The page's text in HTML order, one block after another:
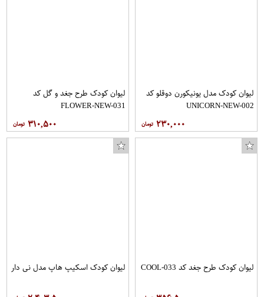
لیوان کودک مدل یونیکورن دوقلو کد
UNICORN-NEW-002
۲۳۰,۰۰۰
لیوان کودک طرح جغد و گل کد
FLOWER-NEW-031
۳۱۰,۵۰۰
لیوان کودک طرح جغد کد COOL-033 لیوان کودک اسکیپ هاپ مدل نی دار